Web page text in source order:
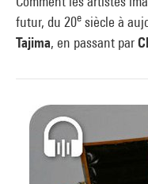
futur, du 20e siècle à
Tajima, en passant par